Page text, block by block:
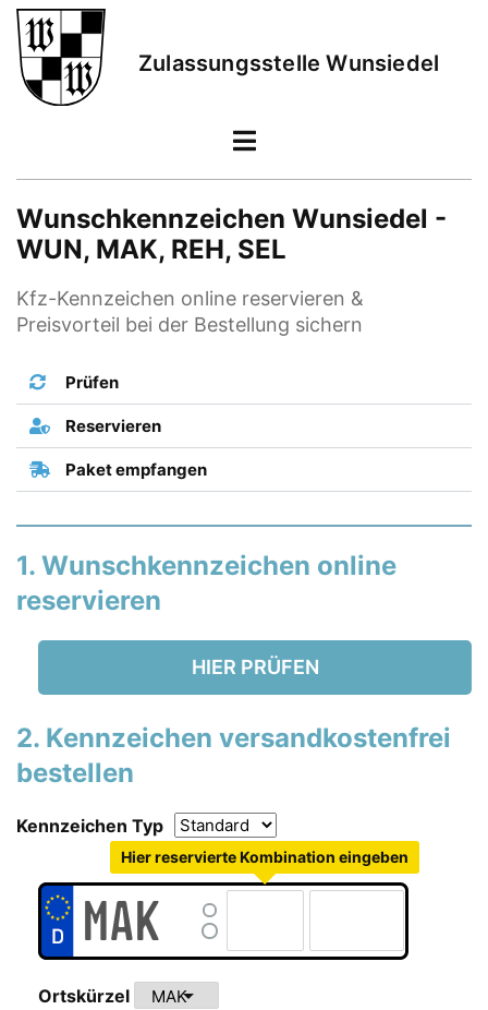
Zulassungsstelle Wunsiedel
Wunschkennzeichen Wunsiedel -
WUN, MAK, REH, SEL
Kfz-Kennzeichen online reservieren &
Preisvorteil bei der Bestellung sichern
Prüfen
Reservieren
Paket empfangen
1. Wunschkennzeichen online
reservieren
HIER PRÜFEN
2. Kennzeichen versandkostenfrei
bestellen
Kennzeichen Typ
Hier reservierte Kombination eingeben
Ortskürzel arrow_drop_down